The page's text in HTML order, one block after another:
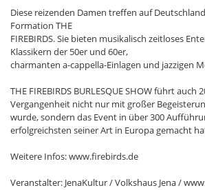
Diese reizenden Damen treffen auf
Formation THE
FIREBIRDS. Sie bieten musikalisch zeitloses
Klassikern der 50er und 60er,
charmanten a-cappella-Einlagen und jazzigen
THE FIREBIRDS BURLESQUE SHOW führt auch
Vergangenheit nicht nur mit großer
wurde, sondern das Event in über 300
erfolgreichsten seiner Art in Europa gemacht
Weitere Infos: www.firebirds.de
Veranstalter: JenaKultur / Volkshaus Jena /